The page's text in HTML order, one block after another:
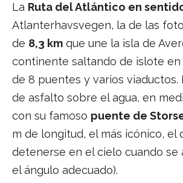
La Ruta del Atlántico en
Atlanterhavsvegen, la de las
de 8,3 km que une la isla de
continente saltando de islote
de 8 puentes y varios viaductos.
de asfalto sobre el agua, en
con su famoso puente de
m de longitud, el más icónico, el
detenerse en el cielo cuando se
el ángulo adecuado).